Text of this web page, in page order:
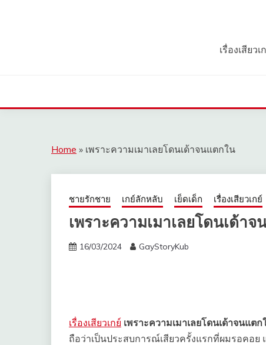
เรื่องเสียว
Home » เพราะความเมาเลยโดนเด้าจนแตกใน
ชายรักชาย เกย์ลักหลับ เย็ดเด็ก เรื่องเสียวเกย์
เพราะความเมาเลยโดนเด้า
16/03/2024 GayStoryKub
เรื่องเสียวเกย์ เพราะความเมาเลยโดนเด้าจนแตก
ถือว่าเป็นประสบการณ์เสียวครั้งแรกที่ผมรอคอ